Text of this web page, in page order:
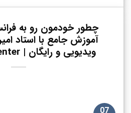
چطور خودمون رو به
آموزش جامع با استاد
ویدیویی و رایگان | Pour se présenter